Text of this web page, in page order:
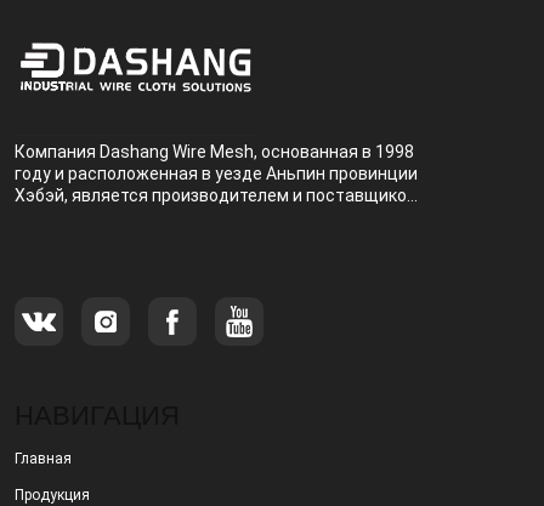
Компания Dashang Wire Mesh, основанная в 1998
году и расположенная в уезде Аньпин провинции
Хэбэй, является производителем и поставщиком,
Главная
Продукция